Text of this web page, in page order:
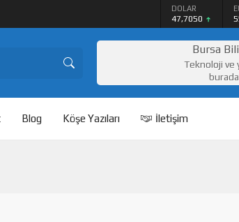
DOLAR
47,7050
$65077Bursa
Teknoloji ve
Blog Köşe Yazıları İletişim